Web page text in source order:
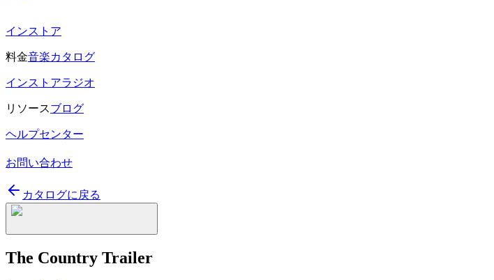
インストア
料金音楽カタログ
インストアラジオ
リソースブログ
ヘルプセンター
お問い合わせ
カタログに戻る
The Country Trailer